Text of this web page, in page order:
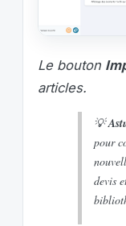
Le bouton
articles.
💡
pour
devis